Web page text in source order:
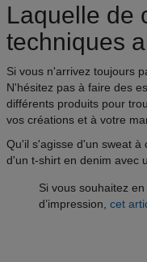
Laquelle de
techniques
Si vous n'arrivez toujours
N'hésitez pas à faire des
différents produits pour
vos créations et à votre
Qu'il s'agisse d'un sweat à
d'un t-shirt en denim avec
Si vous souhaitez
d’impression, cet